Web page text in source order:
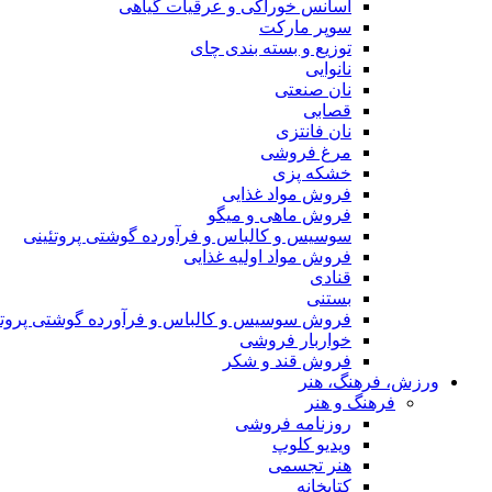
اسانس خوراکی و عرقیات گیاهی
سوپر مارکت
توزیع و بسته بندی چای
نانوایی
نان صنعتی
قصابی
نان فانتزی
مرغ فروشی
خشکه پزی
فروش مواد غذایی
فروش ماهی و میگو
سوسیس و کالباس و فرآورده گوشتی پروتئینی
فروش مواد اولیه غذایی
قنادی
بستنی
فروش سوسیس و کالباس و فرآورده گوشتی
خواربار فروشی
فروش قند و شکر
ورزش، فرهنگ، هنر
فرهنگ و هنر
روزنامه فروشی
ویدیو کلوپ
هنر تجسمی
کتابخانه